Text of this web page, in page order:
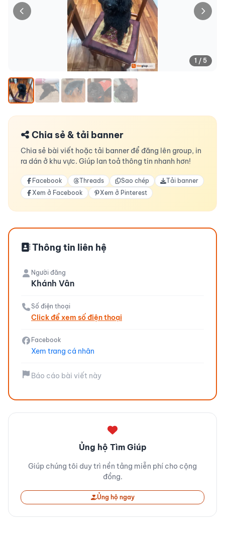
1 / 5
Chia sẻ & tải banner
Chia sẻ bài viết hoặc tải banner để đăng lên group, in
ra dán ở khu vực. Giúp lan toả thông tin nhanh hơn!
Facebook Threads Sao chép
Tải banner
Xem ở Facebook
Xem ở Pinterest
Thông tin liên hệ
Người đăng
Khánh Vân
Số điện thoại
Click để xem số điện thoại
Facebook
Xem trang cá nhân
Báo cáo bài viết này
Ủng hộ Tìm Giúp
Giúp chúng tôi duy trì nền tảng miễn phí cho cộng
đồng.
Ủng hộ ngay